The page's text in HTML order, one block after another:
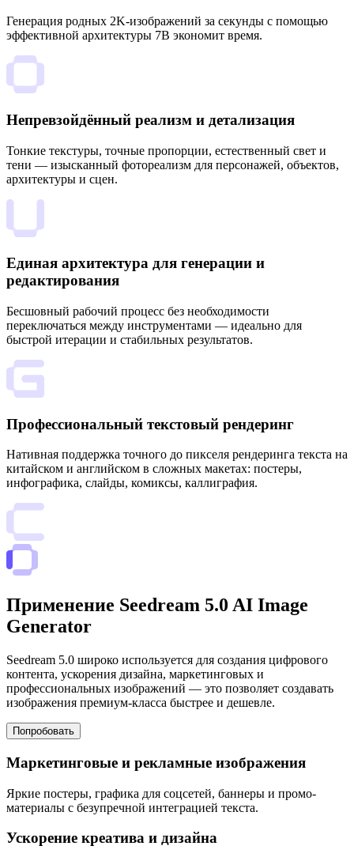
Генерация родных 2K-изображений за секунды с помощью
эффективной архитектуры 7B экономит время.
Непревзойдённый реализм и детализация
Тонкие текстуры, точные пропорции, естественный свет и
тени — изысканный фотореализм для персонажей, объектов,
архитектуры и сцен.
Единая архитектура для генерации и
редактирования
Бесшовный рабочий процесс без необходимости
переключаться между инструментами — идеально для
быстрой итерации и стабильных результатов.
Профессиональный текстовый рендеринг
Нативная поддержка точного до пикселя рендеринга текста на
китайском и английском в сложных макетах: постеры,
инфографика, слайды, комиксы, каллиграфия.
Применение Seedream 5.0 AI Image
Generator
Seedream 5.0 широко используется для создания цифрового
контента, ускорения дизайна, маркетинговых и
профессиональных изображений — это позволяет создавать
изображения премиум-класса быстрее и дешевле.
Попробовать
Маркетинговые и рекламные изображения
Яркие постеры, графика для соцсетей, баннеры и промо-
материалы с безупречной интеграцией текста.
Ускорение креатива и дизайна